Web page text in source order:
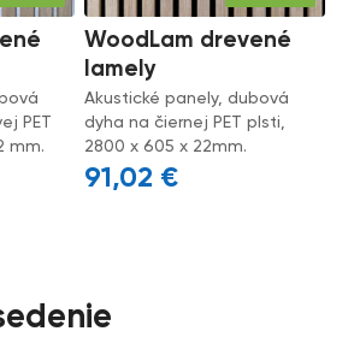
PET
mm.
WoodLam drevené
lamely
Akustické panely, dubová
dyha na čiernej PET plsti,
2800 x 605 x 22mm.
91,02 €